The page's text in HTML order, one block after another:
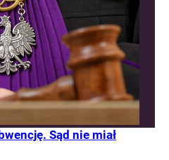
Sąd nie miał